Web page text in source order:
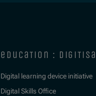
education :
Digital learning device initiative
Digital Skills Office